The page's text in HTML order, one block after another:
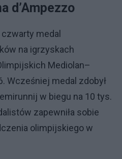
d’Ampezzo
medal
na igrzyskach
Mediolan–
Wcześniej medal zdobył
w biegu na 10 tys.
zapewniła sobie
olimpijskiego w